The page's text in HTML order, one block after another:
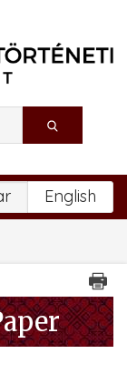
English